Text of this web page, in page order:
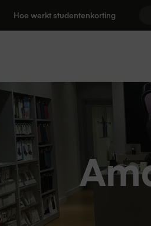
Hoe werkt studentenkorting
advies in 47 winkels